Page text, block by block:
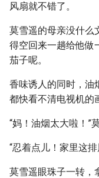
风扇就不错了。
莫雪遥的母亲没什么
得空回来一趟给他做
茄子呢。
香味诱人的同时，油
都快看不清电视机的
“妈！油烟太大啦！”
“忍着点儿！家里这
莫雪遥眼珠子一转，